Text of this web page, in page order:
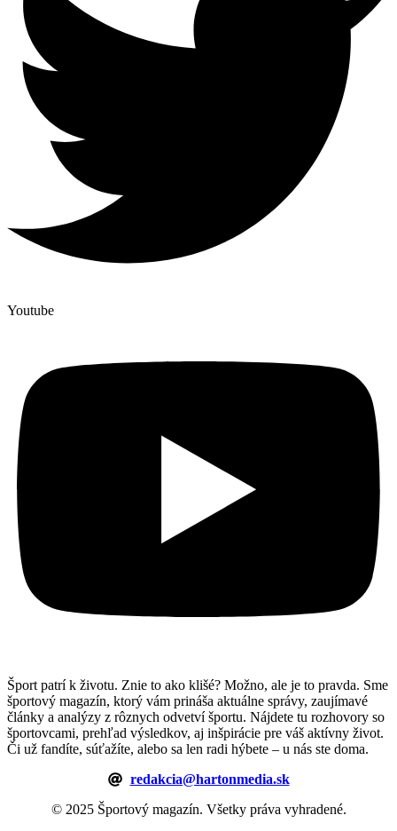
Youtube
Šport patrí k životu. Znie to ako klišé? Možno, ale je to pravda. Sme
športový magazín, ktorý vám prináša aktuálne správy, zaujímavé
články a analýzy z rôznych odvetví športu. Nájdete tu rozhovory so
športovcami, prehľad výsledkov, aj inšpirácie pre váš aktívny život.
Či už fandíte, súťažíte, alebo sa len radi hýbete – u nás ste doma.
redakcia@hartonmedia.sk
© 2025 Športový magazín. Všetky práva vyhradené.